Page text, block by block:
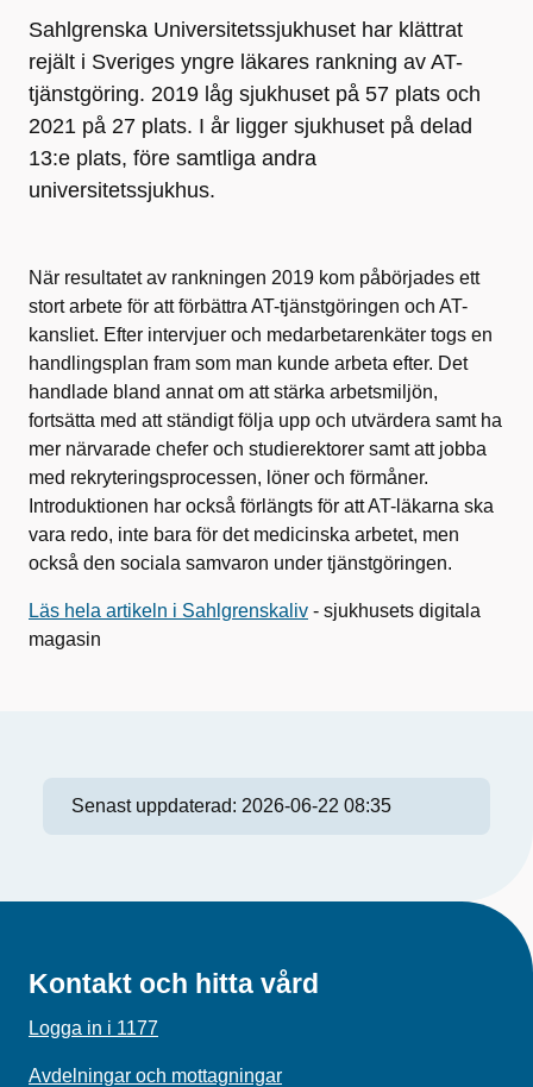
Sahlgrenska Universitetssjukhuset har klättrat
rejält i Sveriges yngre läkares rankning av AT-
tjänstgöring. 2019 låg sjukhuset på 57 plats och
2021 på 27 plats. I år ligger sjukhuset på delad
13:e plats, före samtliga andra
universitetssjukhus.
När resultatet av rankningen 2019 kom påbörjades ett
stort arbete för att förbättra AT-tjänstgöringen och AT-
kansliet. Efter intervjuer och medarbetarenkäter togs en
handlingsplan fram som man kunde arbeta efter. Det
handlade bland annat om att stärka arbetsmiljön,
fortsätta med att ständigt följa upp och utvärdera samt ha
mer närvarade chefer och studierektorer samt att jobba
med rekryteringsprocessen, löner och förmåner.
Introduktionen har också förlängts för att AT-läkarna ska
vara redo, inte bara för det medicinska arbetet, men
också den sociala samvaron under tjänstgöringen.
Läs hela artikeln i Sahlgrenskaliv - sjukhusets digitala
magasin
Senast uppdaterad: 2026-06-22 08:35
Kontakt och hitta vård
Logga in i 1177
Avdelningar och mottagningar